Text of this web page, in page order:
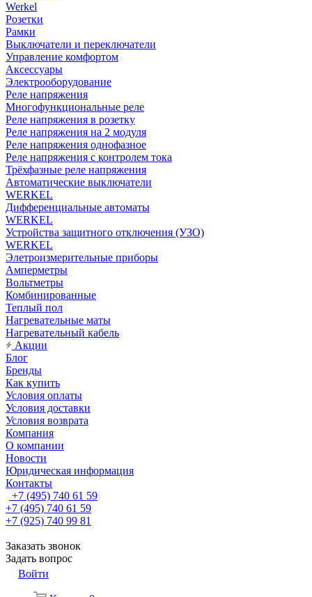
Werkel
Розетки
Рамки
Выключатели и переключатели
Управление комфортом
Аксессуары
Электрооборудование
Реле напряжения
Многофункциональные реле
Реле напряжения в розетку
Реле напряжения на 2 модуля
Реле напряжения однофазное
Реле напряжения с контролем тока
Трёхфазные реле напряжения
Автоматические выключатели
WERKEL
Дифференциальные автоматы
WERKEL
Устройства защитного отключения (УЗО)
WERKEL
Элетроизмерительные приборы
Амперметры
Вольтметры
Комбинированные
Теплый пол
Нагревательные маты
Нагревательный кабель
Акции
Блог
Бренды
Как купить
Условия оплаты
Условия доставки
Условия возврата
Компания
О компании
Новости
Юридическая информация
Контакты
+7 (495) 740 61 59
+7 (495) 740 61 59
+7 (925) 740 99 81
Заказать звонок
Задать вопрос
Войти